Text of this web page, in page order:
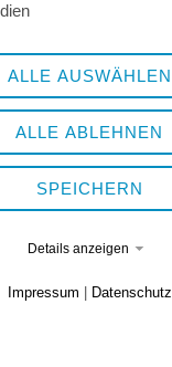
ALLE AUSWÄHLEN
ALLE ABLEHNEN
SPEICHERN
Details anzeigen
Impressum | Datenschutz